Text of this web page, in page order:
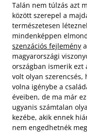
Talán nem túlzás azt
között szerepel a
természetesen
mindenképpen
szenzációs fejlemény
magyarországi
országban ismerik ezt
volt olyan
volna igénybe a
éveiben, de ma már
ugyanis számtalan
kezébe, akik ennek
nem engedhetnék